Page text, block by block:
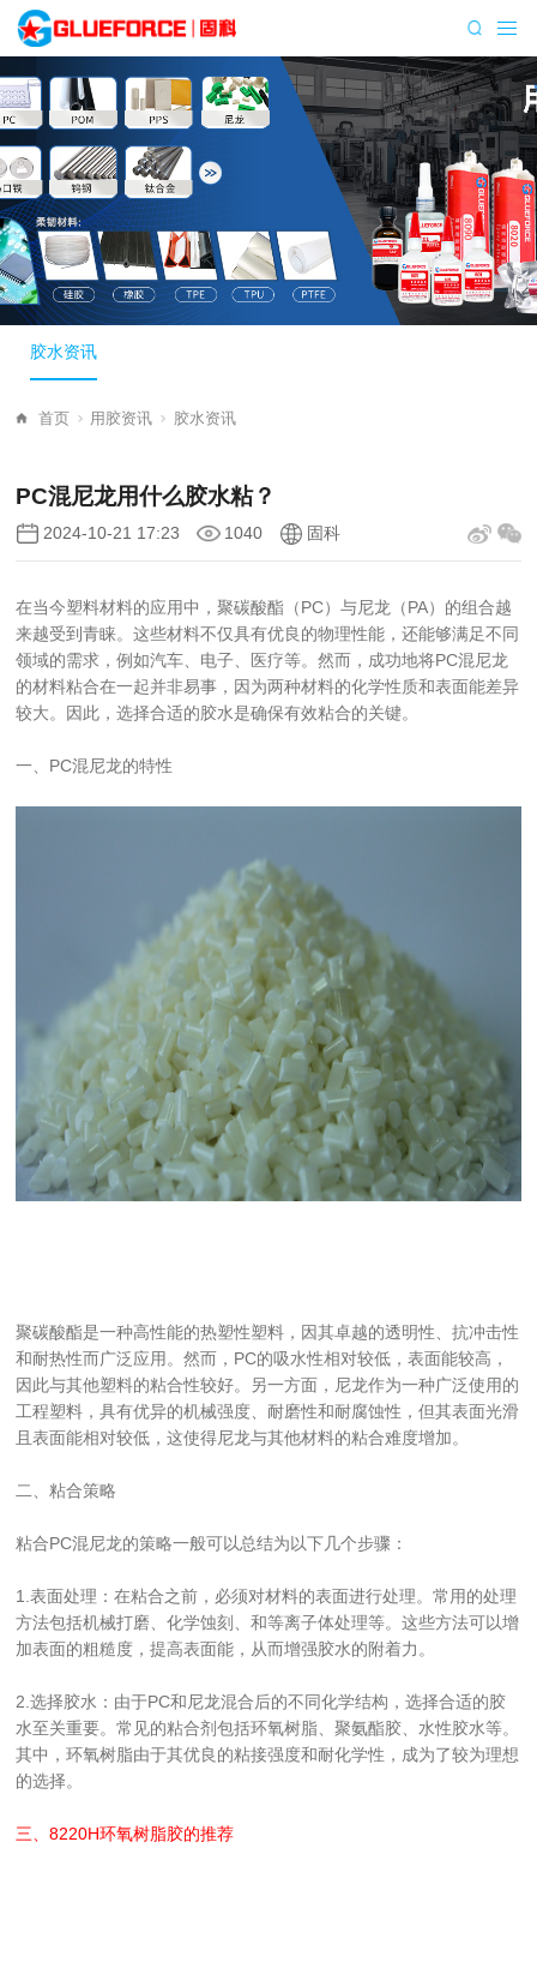
胶水资讯
首页 用胶资讯 胶水资讯
PC混尼龙用什么胶水粘？
2024-10-21 17:23 1040 固科
在当今塑料材料的应用中，聚碳酸酯（PC）与尼龙（PA）的组合越
来越受到青睐。这些材料不仅具有优良的物理性能，还能够满足不同
领域的需求，例如汽车、电子、医疗等。然而，成功地将PC混尼龙
的材料粘合在一起并非易事，因为两种材料的化学性质和表面能差异
较大。因此，选择合适的胶水是确保有效粘合的关键。
一、PC混尼龙的特性
聚碳酸酯是一种高性能的热塑性塑料，因其卓越的透明性、抗冲击性
和耐热性而广泛应用。然而，PC的吸水性相对较低，表面能较高，
因此与其他塑料的粘合性较好。另一方面，尼龙作为一种广泛使用的
工程塑料，具有优异的机械强度、耐磨性和耐腐蚀性，但其表面光滑
且表面能相对较低，这使得尼龙与其他材料的粘合难度增加。
二、粘合策略
粘合PC混尼龙的策略一般可以总结为以下几个步骤：
1.表面处理：在粘合之前，必须对材料的表面进行处理。常用的处理
方法包括机械打磨、化学蚀刻、和等离子体处理等。这些方法可以增
加表面的粗糙度，提高表面能，从而增强胶水的附着力。
2.选择胶水：由于PC和尼龙混合后的不同化学结构，选择合适的胶
水至关重要。常见的粘合剂包括环氧树脂、聚氨酯胶、水性胶水等。
其中，环氧树脂由于其优良的粘接强度和耐化学性，成为了较为理想
的选择。
三、8220H环氧树脂胶的推荐